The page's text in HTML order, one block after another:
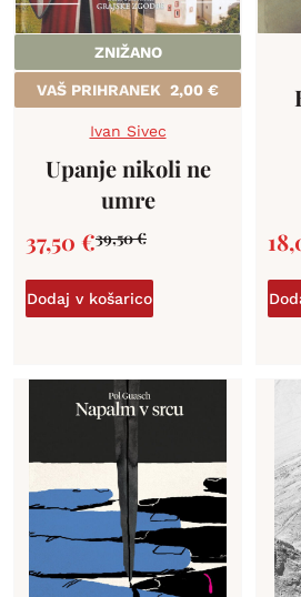
ZNIŽANO
VAŠ PRIHRANEK 2,00 €
Ivan Sivec
Upanje nikoli ne
umre
39,50€
37,50 €
Dodaj v košarico